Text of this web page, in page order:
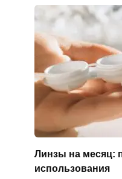
Линзы на месяц:
использования